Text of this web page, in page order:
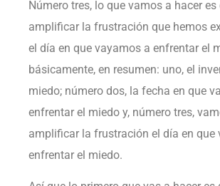
Número tres, lo que vamos a hacer
amplificar la frustración que hemos
el día en que vayamos a enfrentar el
básicamente, en resumen: uno, el
miedo; número dos, la fecha en que
enfrentar el miedo y, número tres,
amplificar la frustración el día en que
enfrentar el miedo.